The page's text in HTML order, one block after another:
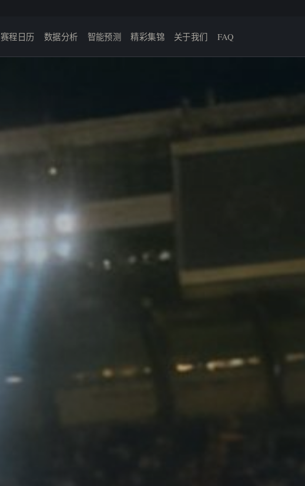
赛程日历 数据分析 智能预测 精彩集锦 关于我们 FAQ